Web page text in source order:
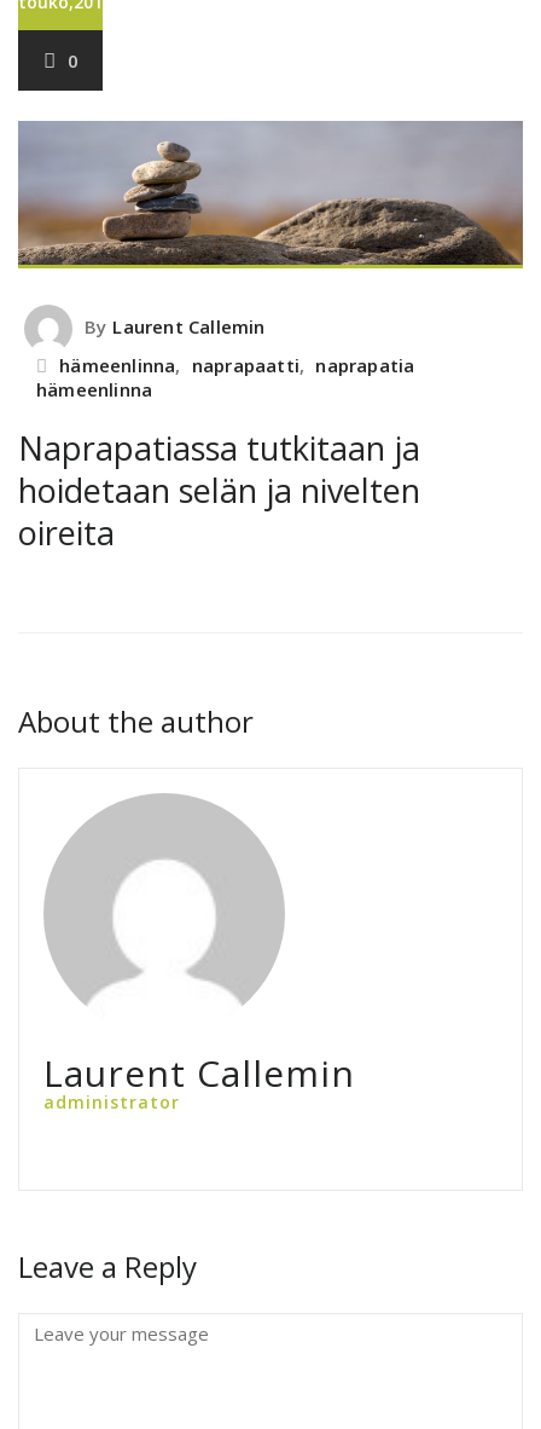
0
By Laurent Callemin
hämeenlinna, naprapaatti, naprapatia
hämeenlinna
Naprapatiassa tutkitaan ja
hoidetaan selän ja nivelten
oireita
About the author
Laurent Callemin
administrator
Leave a Reply